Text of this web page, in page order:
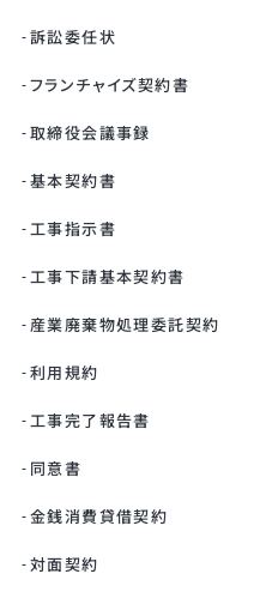
訴訟委任状
フランチャイズ契約書
取締役会議事録
基本契約書
工事指示書
工事下請基本契約書
産業廃棄物処理委託契約
利用規約
工事完了報告書
同意書
金銭消費貸借契約
対面契約